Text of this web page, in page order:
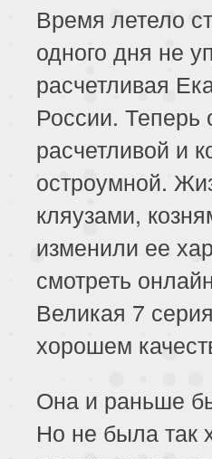
Время летело
одного дня не
расчетливая
России. Теперь
расчетливой и
остроумной.
кляузами,
изменили ее
смотреть
Великая 7
хорошем
Она и раньше
Но не была так